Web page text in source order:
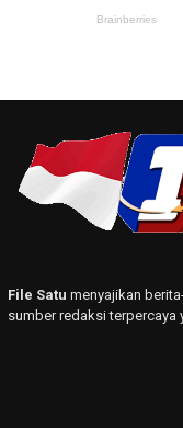
File Satu menyajikan
sumber redaksi terpercaya